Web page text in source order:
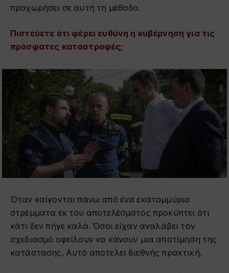
προχωρήσει σε αυτή τη μέθοδο.
Πιστεύετε ότι φέρει ευθύνη η κυβέρνηση για τις
πρόσφατες καταστροφές;
Όταν καίγονται πάνω από ένα εκατομμύριο
στρέμματα εκ του αποτελέσματος προκύπτει ότι
κάτι δεν πήγε καλά. Όσοι είχαν αναλάβει τον
σχεδιασμό οφείλουν να κάνουν μια αποτίμηση της
κατάστασης. Αυτό αποτελεί διεθνής πρακτική.